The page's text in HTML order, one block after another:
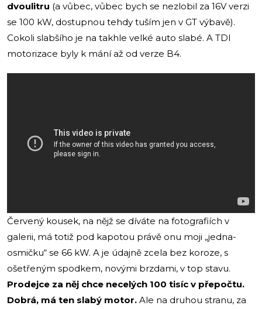
dvoulitru (a vůbec, vůbec bych se nezlobil za 16V verzi
se 100 kW, dostupnou tehdy tuším jen v GT výbavě).
Cokoli slabšího je na takhle velké auto slabé. A TDI
motorizace byly k mání až od verze B4.
Červený kousek, na nějž se díváte na fotografiích v
galerii, má totiž pod kapotou právě onu moji „jedna-
osmičku“ se 66 kW. A je údajně zcela bez koroze, s
ošetřeným spodkem, novými brzdami, v top stavu.
Prodejce za něj chce necelých 100 tisíc v přepočtu.
Dobrá, má ten slabý motor. Ale na druhou stranu, za